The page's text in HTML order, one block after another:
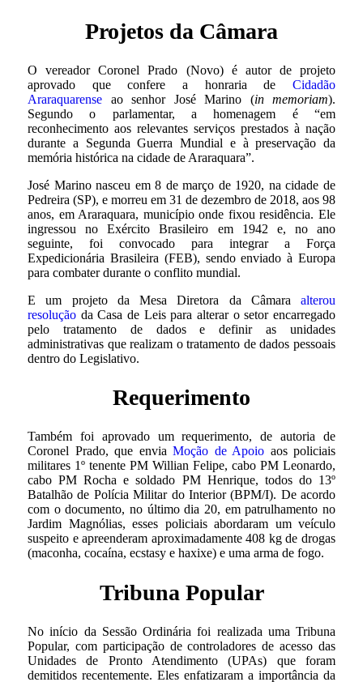
Projetos da Câmara
O vereador Coronel Prado (Novo) é autor de projeto
aprovado que confere a honraria de Cidadão
Araraquarense ao senhor José Marino (in memoriam).
Segundo o parlamentar, a homenagem é “em
reconhecimento aos relevantes serviços prestados à nação
durante a Segunda Guerra Mundial e à preservação da
memória histórica na cidade de Araraquara”.
José Marino nasceu em 8 de março de 1920, na cidade de
Pedreira (SP), e morreu em 31 de dezembro de 2018, aos 98
anos, em Araraquara, município onde fixou residência. Ele
ingressou no Exército Brasileiro em 1942 e, no ano
seguinte, foi convocado para integrar a Força
Expedicionária Brasileira (FEB), sendo enviado à Europa
para combater durante o conflito mundial.
E um projeto da Mesa Diretora da Câmara alterou
resolução da Casa de Leis para alterar o setor encarregado
pelo tratamento de dados e definir as unidades
administrativas que realizam o tratamento de dados pessoais
dentro do Legislativo.
Requerimento
Também foi aprovado um requerimento, de autoria de
Coronel Prado, que envia Moção de Apoio aos policiais
militares 1º tenente PM Willian Felipe, cabo PM Leonardo,
cabo PM Rocha e soldado PM Henrique, todos do 13º
Batalhão de Polícia Militar do Interior (BPM/I). De acordo
com o documento, no último dia 20, em patrulhamento no
Jardim Magnólias, esses policiais abordaram um veículo
suspeito e apreenderam aproximadamente 408 kg de drogas
(maconha, cocaína, ecstasy e haxixe) e uma arma de fogo.
Tribuna Popular
No início da Sessão Ordinária foi realizada uma Tribuna
Popular, com participação de controladores de acesso das
Unidades de Pronto Atendimento (UPAs) que foram
demitidos recentemente. Eles enfatizaram a importância da